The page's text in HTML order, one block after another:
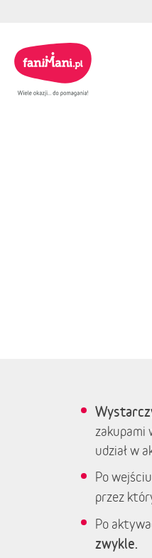
zakupami
udział w
Po
przez
Po
zwykle.